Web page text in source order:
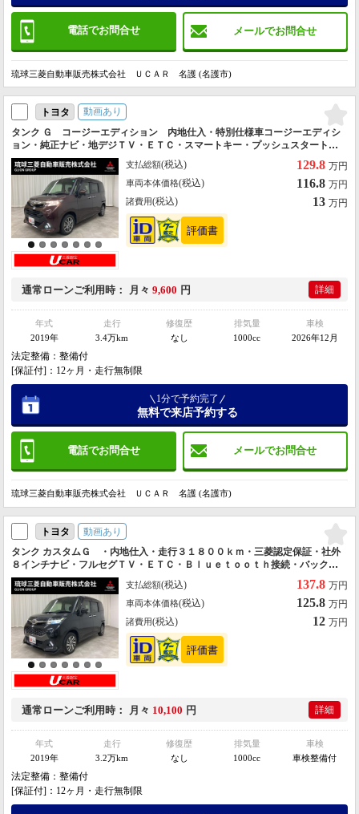
電話でお問合せ メールでお問合せ
琉球三菱自動車販売株式会社 ＵＣＡＲ 名護 (名護市)
トヨタ
動画あり
タンク Ｇ コージーエディション 内地仕入・特別仕様車コージーエディシ
ョン・純正ナビ・地デジＴＶ・ＥＴＣ・スマートキー・プッシュスタート・
両側パワスラ・社外ＡＷ・撥水加工シート・シートヒーター・障害物センサ
ー・クルーズコントロール
支払総額(税込) 129.8 万円
車両本体価格(税込) 116.8 万円
諸費用(税込) 13 万円
通常ローンご利用時 月々 9,600 円 詳細
年式
2019年
走行
3.4万km
修復歴
なし
排気量
1000cc
車検
2026年12月
法定整備：整備付
[保証付]：12ヶ月・走行無制限
電話でお問合せ メールでお問合せ
1分で予約完了
無料で来店予約する
琉球三菱自動車販売株式会社 ＵＣＡＲ 名護 (名護市)
トヨタ
動画あり
タンク カスタムＧ ・内地仕入・走行３１８００ｋｍ・三菱認定保証・社外
８インチナビ・フルセグＴＶ・ＥＴＣ・Ｂｌｕｅｔｏｏｔｈ接続・バックモ
ニター・ＬＥＤヘッドライト・両側パワスラ・シートヒーター・クルーズコ
ントロール・
支払総額(税込) 137.8 万円
車両本体価格(税込) 125.8 万円
諸費用(税込) 12 万円
通常ローンご利用時 月々 10,100 円 詳細
年式
2019年
走行
3.2万km
修復歴
なし
排気量
1000cc
車検
車検整備付
法定整備：整備付
[保証付]：12ヶ月・走行無制限